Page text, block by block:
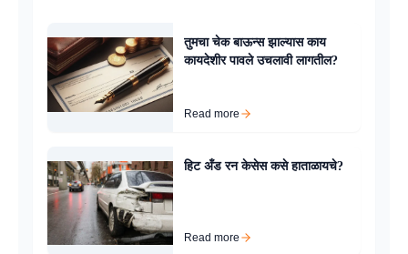
तुमचा चेक बाऊन्स झाल्यास काय
कायदेशीर पावले उचलावी लागतील?
Read more
हिट अँड रन केसेस कसे हाताळायचे?
Read more